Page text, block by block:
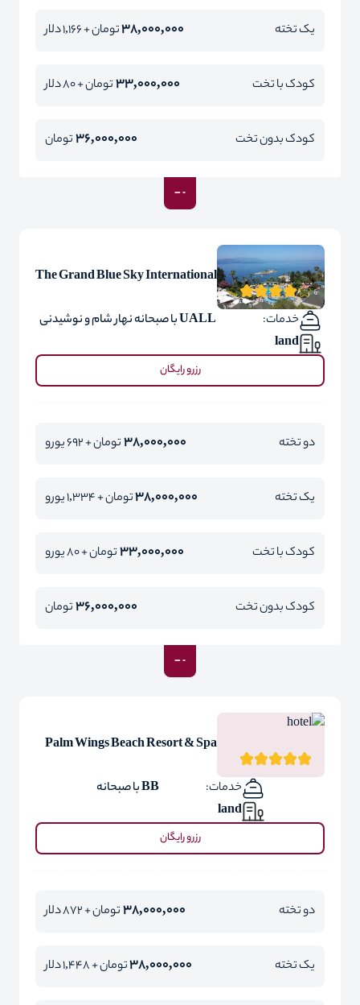
یک تخته 38,000,000تومان + 1,166 دلار
کودک با تخت 33,000,000تومان + 80 دلار
کودک بدون تخت 36,000,000تومان
The Grand Blue Sky International
خدمات:
UALL با صبحانه نهار شام و نوشیدنی
land
رزرو رایگان
دو تخته 38,000,000تومان + 692 یورو
یک تخته 38,000,000تومان + 1,334 یورو
کودک با تخت 33,000,000تومان + 80 یورو
کودک بدون تخت 36,000,000تومان
Palm Wings Beach Resort & Spa
خدمات:
BB با صبحانه
land
رزرو رایگان
دو تخته 38,000,000تومان + 872 دلار
یک تخته 38,000,000تومان + 1,448 دلار